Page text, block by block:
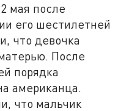
мая после
его шестилетней
что девочка
После
порядка
американца.
что мальчик